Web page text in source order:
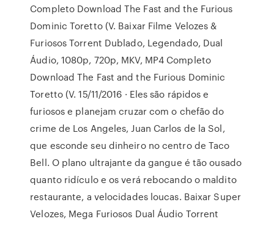
Completo Download The Fast and the Furious
Dominic Toretto (V. Baixar Filme Velozes &
Furiosos Torrent Dublado, Legendado, Dual
Áudio, 1080p, 720p, MKV, MP4 Completo
Download The Fast and the Furious Dominic
Toretto (V. 15/11/2016 · Eles são rápidos e
furiosos e planejam cruzar com o chefão do
crime de Los Angeles, Juan Carlos de la Sol,
que esconde seu dinheiro no centro de Taco
Bell. O plano ultrajante da gangue é tão ousado
quanto ridículo e os verá rebocando o maldito
restaurante, a velocidades loucas. Baixar Super
Velozes, Mega Furiosos Dual Áudio Torrent